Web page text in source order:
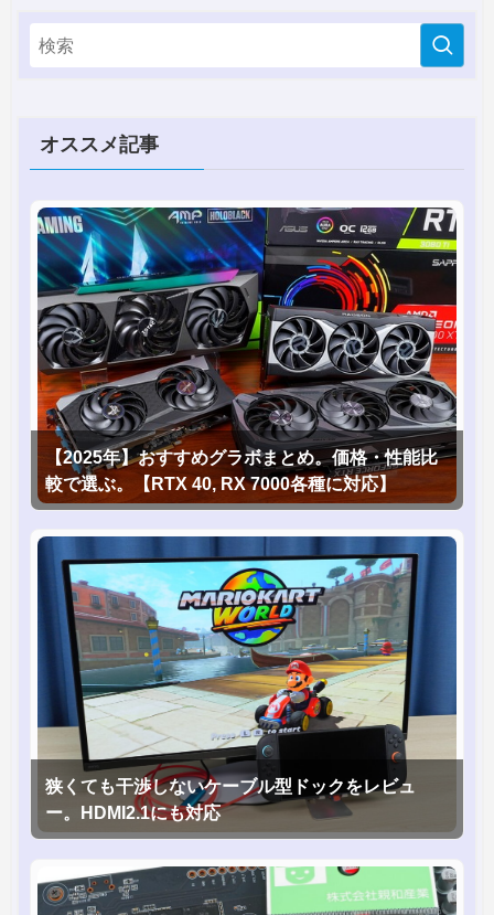
オススメ記事
【2025年】おすすめグラボまとめ。価格・性能比
較で選ぶ。【RTX 40, RX 7000各種に対応】
狭くても干渉しないケーブル型ドックをレビュ
ー。HDMI2.1にも対応